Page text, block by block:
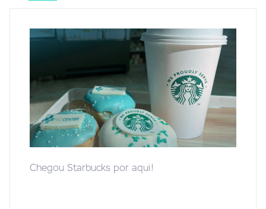
Chegou Starbucks por aqui!